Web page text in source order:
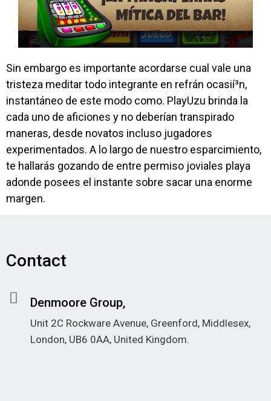
Sin embargo es importante acordarse cual vale una
tristeza meditar todo integrante en refrán ocasií³n,
instantáneo de este modo­ como. PlayUzu brinda la
cada uno de aficiones y no deberían transpirado
maneras, desde novatos incluso jugadores
experimentados. A lo largo de nuestro esparcimiento,
te hallarás gozando de entre permiso joviales playa
adonde posees el instante sobre sacar una enorme
margen.
Contact
Denmoore Group,
Unit 2C Rockware Avenue, Greenford, Middlesex,
London, UB6 0AA, United Kingdom.